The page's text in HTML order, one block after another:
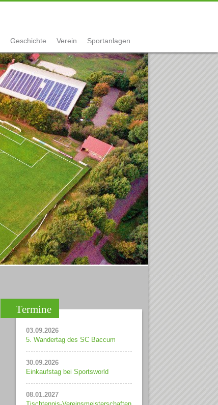
Geschichte Verein Sportanlagen
Termine
03.09.2026
5. Wandertag des SC Baccum
30.09.2026
Einkaufstag bei Sportsworld
08.01.2027